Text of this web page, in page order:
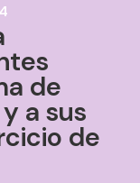
Resultados
de
a sus
de